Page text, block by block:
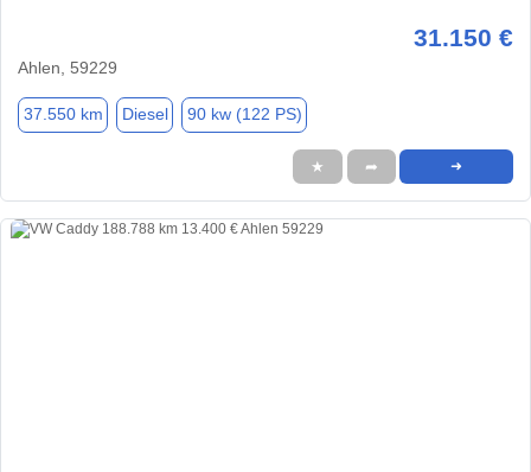
31.150 €
Ahlen, 59229
37.550 km Diesel 90 kw (122 PS)
★ ➦ ➜